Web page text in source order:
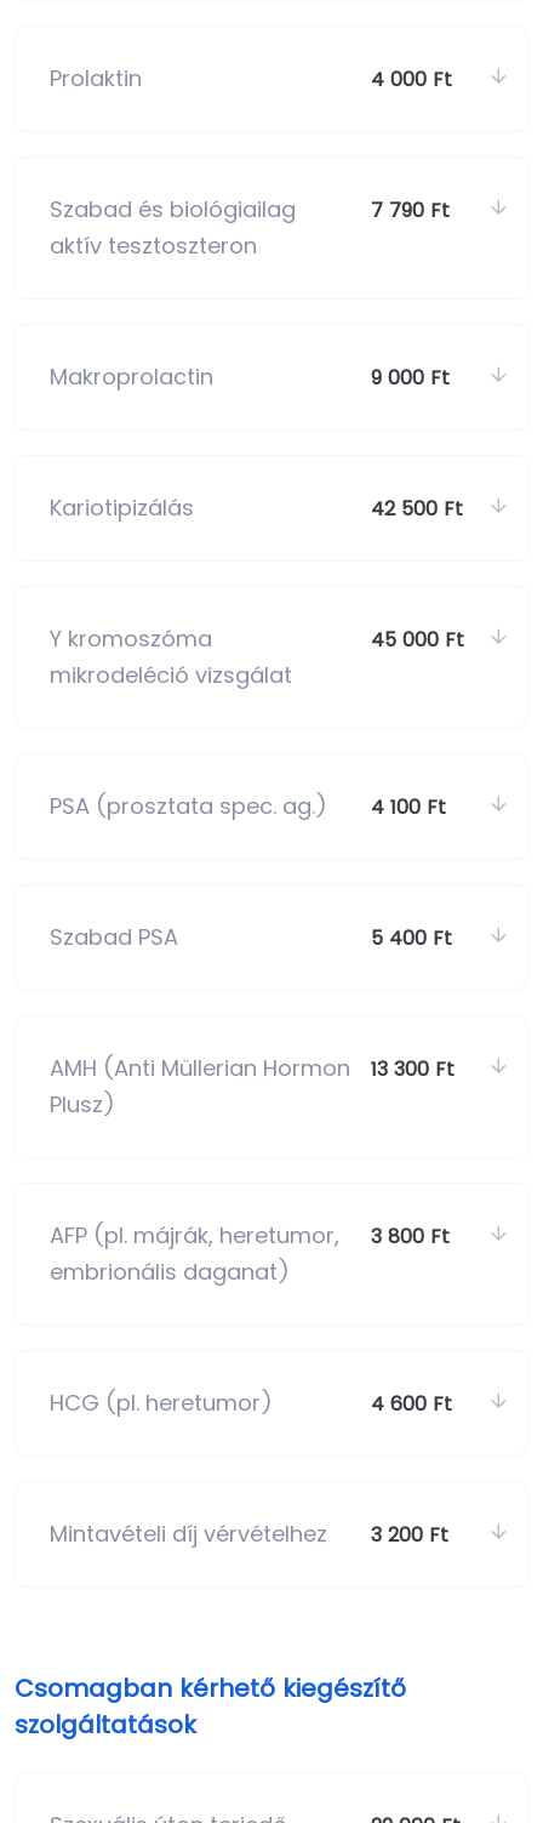
Prolaktin 4 000 Ft
Szabad és biológiailag
aktív tesztoszteron
7 790 Ft
Makroprolactin 9 000 Ft
Kariotipizálás 42 500 Ft
Y kromoszóma
mikrodeléció vizsgálat
45 000 Ft
PSA (prosztata spec. ag.) 4 100 Ft
Szabad PSA 5 400 Ft
AMH (Anti Müllerian Hormon
Plusz)
13 300 Ft
AFP (pl. májrák, heretumor,
embrionális daganat)
3 800 Ft
HCG (pl. heretumor) 4 600 Ft
Mintavételi díj vérvételhez 3 200 Ft
Csomagban kérhető kiegészítő
szolgáltatások